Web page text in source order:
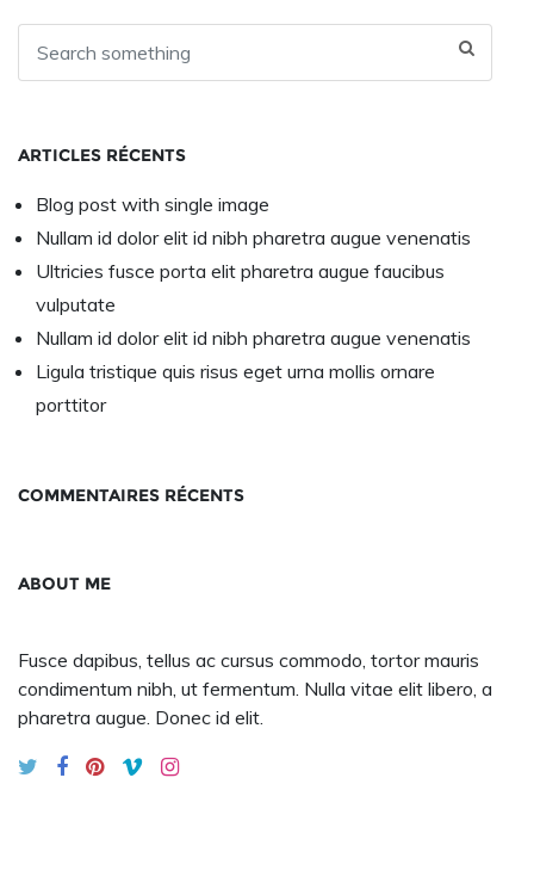
ARTICLES RÉCENTS
Blog post with single image
Nullam id dolor elit id nibh pharetra augue venenatis
Ultricies fusce porta elit pharetra augue faucibus
vulputate
Nullam id dolor elit id nibh pharetra augue venenatis
Ligula tristique quis risus eget urna mollis ornare
porttitor
COMMENTAIRES RÉCENTS
ABOUT ME
Fusce dapibus, tellus ac cursus commodo, tortor mauris
condimentum nibh, ut fermentum. Nulla vitae elit libero, a
pharetra augue. Donec id elit.